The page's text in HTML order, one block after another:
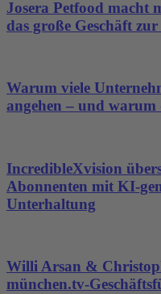
Josera Petfood macht
das große Geschäft
Warum viele
angehen – und warum
IncredibleXvision
Abonnenten mit KI-
Unterhaltung
Willi Arsan &
münchen.tv-